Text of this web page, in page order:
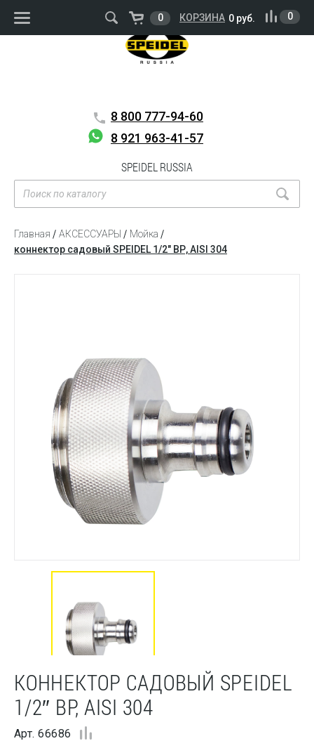
ВОЙТИ РЕГИСТРАЦИЯ
8 800 777-94-60
8 921 963-41-57
SPEIDEL RUSSIA
0 КОРЗИНА 0 руб. 0
Главная АКСЕССУАРЫ
Мойка
коннектор садовый SPEIDEL 1/2″ ВР, AISI 304
КОННЕКТОР САДОВЫЙ SPEIDEL
1/2″ ВР, AISI 304
Арт. 66686